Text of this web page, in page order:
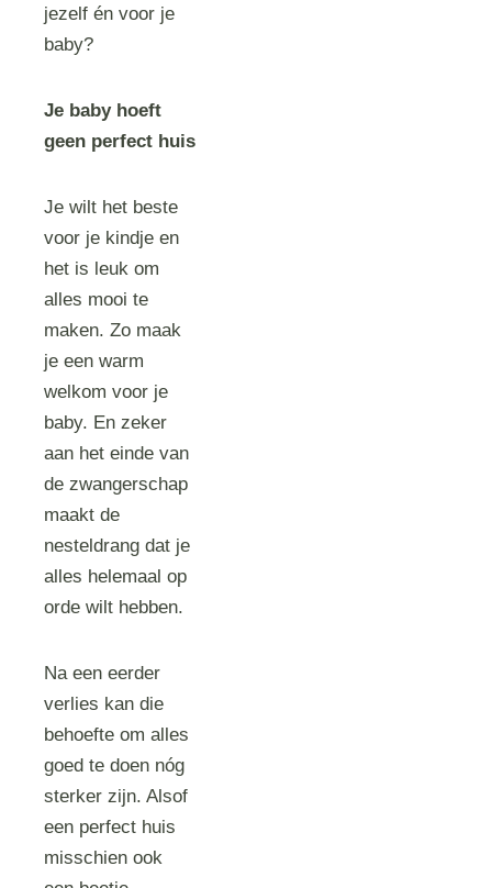
jezelf én voor je
baby?
Je baby hoeft
geen perfect huis
Je wilt het beste
voor je kindje en
het is leuk om
alles mooi te
maken. Zo maak
je een warm
welkom voor je
baby. En zeker
aan het einde van
de zwangerschap
maakt de
nesteldrang dat je
alles helemaal op
orde wilt hebben.
Na een eerder
verlies kan die
behoefte om alles
goed te doen nóg
sterker zijn. Alsof
een perfect huis
misschien ook